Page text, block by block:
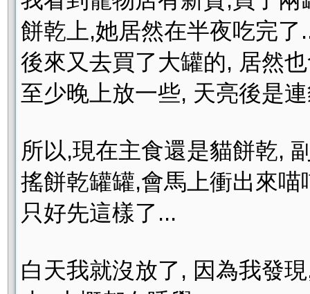
餅乾上,她居然在半夜吃完了
後來又去買了大罐的, 居然
至少晚上放一些, 天亮後是
所以,現在主食還是貓餅乾,
搖餅乾罐罐,會馬上衝出來
只好先這樣了...
白天我就沒放了, 因為我發